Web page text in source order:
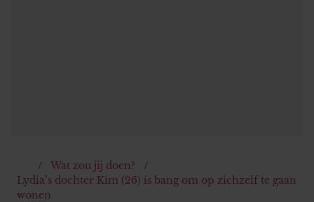
Wat zou jij doen?
Lydia’s dochter Kim (26) is bang om op zichzelf te gaan
wonen